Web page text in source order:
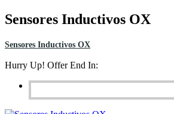
Sensores Inductivos OX
Sensores Inductivos OX
Hurry Up! Offer End In: